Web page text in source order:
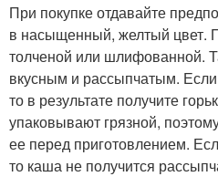
При покупке отдавайте
в насыщенный, желтый цвет.
толченой или шлифованной.
вкусным и рассыпчатым.
то в результате получите
упаковывают грязной,
ее перед приготовлением.
то каша не получится